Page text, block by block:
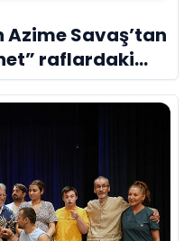
Azime Savaş’tan
raflardaki